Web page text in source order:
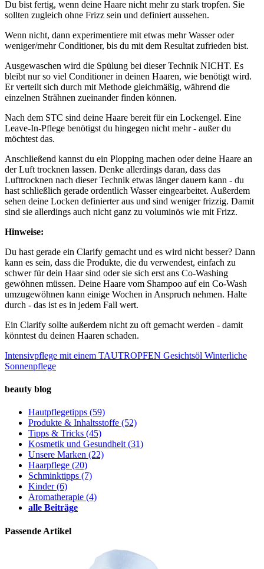
Du bist fertig, wenn deine Haare nicht mehr zu stark tropfen. Sie
sollten zugleich ohne Frizz sein und definiert aussehen.
Wenn nicht, dann experimentiere mit etwas mehr Wasser oder
weniger/mehr Conditioner, bis du mit dem Resultat zufrieden bist.
Ausgewaschen wird die Spülung bei dieser Technik NICHT. Es
bleibt nur so viel Conditioner in deinen Haaren, wie benötigt wird.
Er verteilt sich durch mit Methode gleichmäßig, während die
einzelnen Strähnen zueinander finden können.
Nach dem STC sind deine Haare bereit für ein Lockengel. Eine
Leave-In-Pflege benötigst du hingegen nicht mehr - außer du
möchtest das.
Anschließend kannst du ein Plopping machen oder deine Haare an
der Luft trocknen lassen. Denke allerdings daran, dass das
Lufttrocknen nach dieser Technik etwas länger dauern kann - du
hast schließlich gerade ordentlich Wasser eingearbeitet. Außerdem
sehen deine Locken definierter aus und sind weniger frizzig. Damit
sind sie allerdings auch nicht ganz zu voluminös wie mit Frizz.
Hinweise:
Du hast gerade ein Clarify gemacht und es wird nicht besser? Dann
kann es sein, dass die Produkte, die du verwendest, einfach zu
schwer für dein Haar sind oder sie sich erst ans Co-Washing
gewöhnen müssen. Deine Haare vom Shampoo auf ein Co-Wash
umzugewöhnen kann einige Wochen in Anspruch nehmen. Halte
durch - das ist es in jedem Fall wert.
Ein Clarify sollte außerdem nicht zu oft gemacht werden - damit
könntest du deinen Haaren schaden.
Intensivpflege mit einem TAUTROPFEN Gesichtsöl Winterliche
Sonnenpflege
beauty blog
Hautpflegetipps (59)
Produkte & Inhaltsstoffe (52)
Tipps & Tricks (45)
Kosmetik und Gesundheit (31)
Unsere Marken (22)
Haarpflege (20)
Schminktipps (7)
Kinder(6)
Aromatherapie (4)
alle Beiträge
Passende Artikel